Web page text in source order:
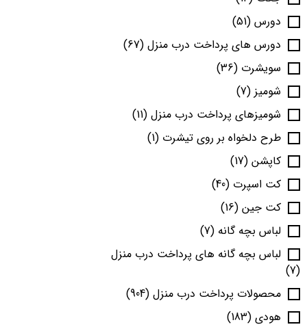
دورس (51)
دورس های پرداخت درب منزل (67)
سویشرت (36)
شومیز (7)
شومیزهای پرداخت درب منزل (11)
طرح دلخواه بر روی تیشرت (1)
کاپشن (17)
کت اسپرت (40)
کت جین (16)
لباس بچه گانه (7)
لباس بچه گانه های پرداخت درب منزل
(7)
محصولات پرداخت درب منزل (904)
هودی (183)